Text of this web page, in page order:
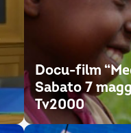
Docu-film
Sabato 7
Tv2000